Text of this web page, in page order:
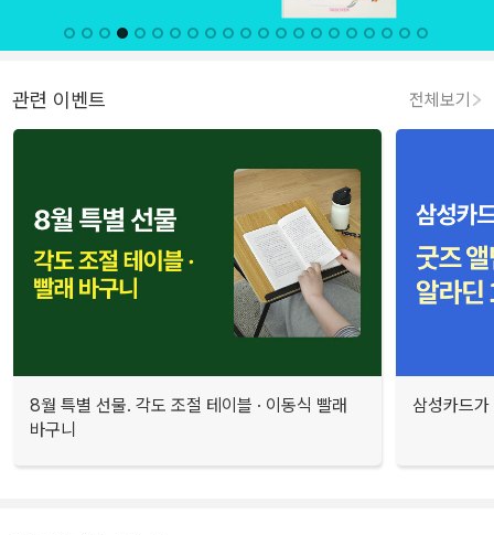
관련 이벤트 전체보기
8월 특별 선물. 각도 조절 테이블 · 이동식 빨래
바구니
삼성카드